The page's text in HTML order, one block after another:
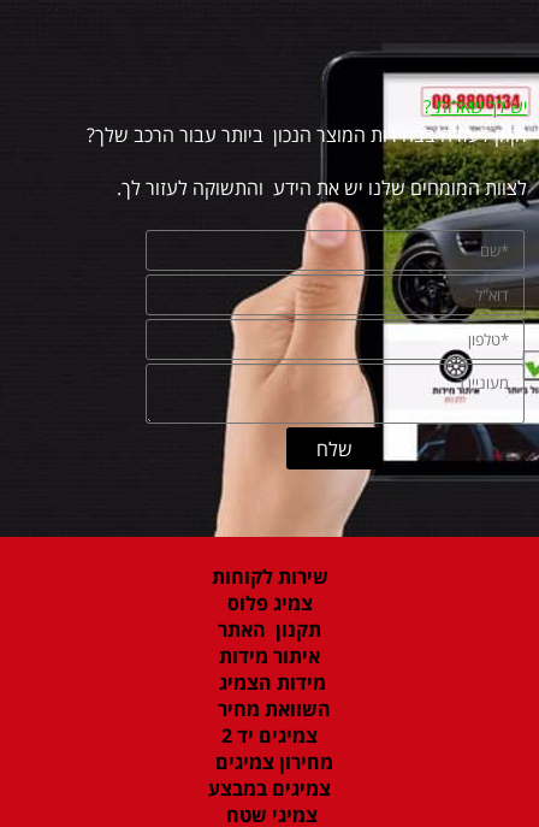
יש לך שאלות?
זקוק לעזרה בבחירות המוצר הנכון ביותר עבור הרכב שלך?
לצוות המומחים שלנו יש את הידע והתשוקה לעזור לך.
שירות לקוחות
צמיג פלוס
תקנון האתר
איתור מידות
מידות הצמיג
השוואת מחיר
צמיגים יד 2
מחירון צמיגים
צמיגים במבצע
צמיגי שטח